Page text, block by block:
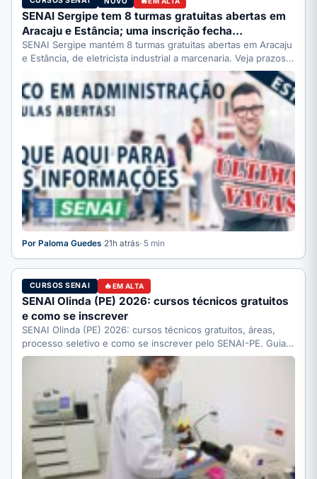
SENAI Sergipe tem 8 turmas gratuitas abertas em
Aracaju e Estância; uma inscrição fecha…
SENAI Sergipe mantém 8 turmas gratuitas abertas em Aracaju
e Estância, de eletricista industrial a marcenaria. Veja prazos:
Por Paloma Guedes·21h atrás· 5 min
CURSOS SENAI EM ALTA
SENAI Olinda (PE) 2026: cursos técnicos gratuitos
e como se inscrever
SENAI Olinda (PE) 2026: cursos técnicos gratuitos, áreas,
processo seletivo e como se inscrever pelo SENAI-PE. Guia
completo.